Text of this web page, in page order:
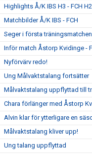
Highlights Å/K IBS H3 - FCH H2
Matchbilder Å/K IBS - FCH
Seger i första träningsmatchen
Inför match Åstorp Kvidinge -
Nyförvärv redo!
Ung Målvaktstalang fortsätter
Målvaktstalang uppflyttad till
Chara förlänger med Åstorp
Alvin klar för ytterligare en
Målvaktstalang kliver upp!
Ung talang uppflyttad